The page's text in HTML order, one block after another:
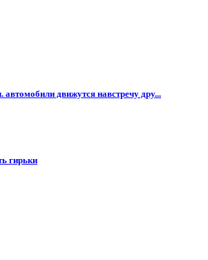
автомобили движутся навстречу дру...
гирьки